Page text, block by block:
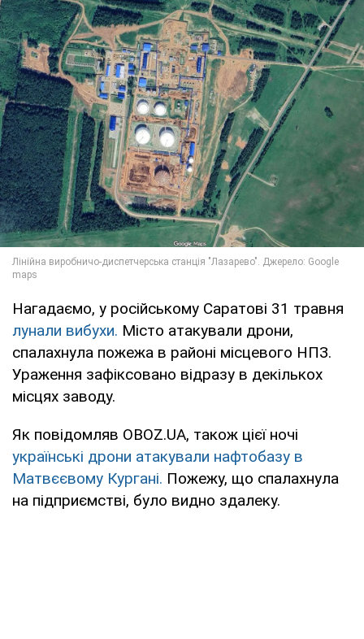
Нагадаємо, у російському Саратові 31 травня
лунали вибухи. Місто атакували дрони,
спалахнула пожежа в районі місцевого НПЗ.
Ураження зафіксовано відразу в декількох
місцях заводу.
Як повідомляв OBOZ.UA, також цієї ночі
українські дрони атакували нафтобазу в
Матвєєвому Кургані. Пожежу, що спалахнула
на підприємстві, було видно здалеку.